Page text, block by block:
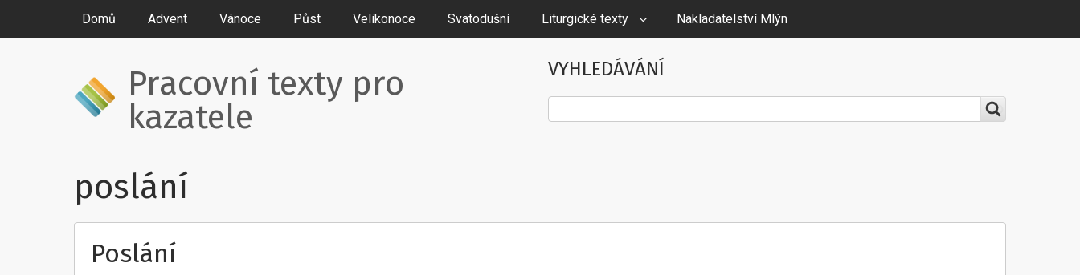
Domů Advent Vánoce Půst Velikonoce Svatodušní Liturgické texty Nakladatelství Mlýn
Pracovní texty pro
kazatele
VYHLEDÁVÁNÍ
poslání
Poslání